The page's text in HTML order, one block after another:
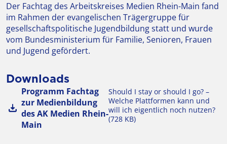
Der Fachtag des Arbeitskreises Medien Rhein-Main fand
im Rahmen der evangelischen Trägergruppe für
gesellschaftspolitische Jugendbildung statt und wurde
vom Bundesministerium für Familie, Senioren, Frauen
und Jugend gefördert.
Downloads
Programm Fachtag
zur Medienbildung
des AK Medien Rhein-
Main
Should I stay or should I go? –
Welche Plattformen kann und
will ich eigentlich noch nutzen?
(728 KB)